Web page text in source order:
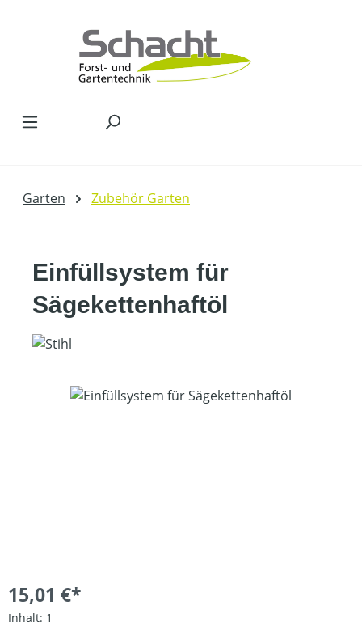
Garten Zubehör Garten
Einfüllsystem für
Sägekettenhaftöl
Bildergalerie überspringen
15,01 €*
Inhalt: 1